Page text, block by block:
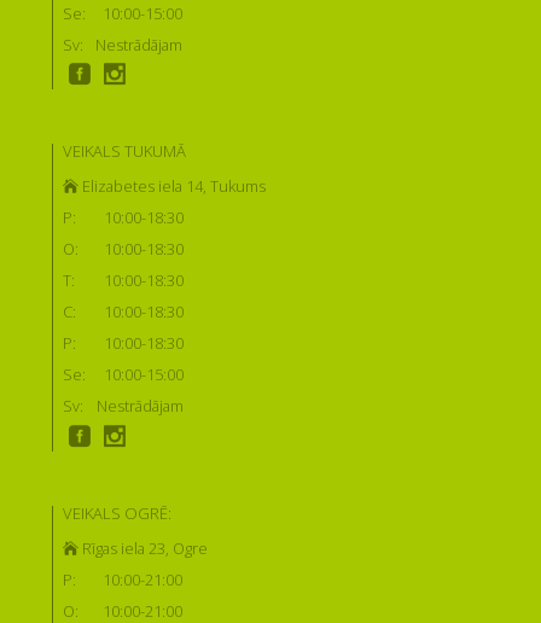
Se:
10:00-15:00
Sv:
Nestrādājam
VEIKALS TUKUMĀ
Elizabetes iela 14, Tukums
P:
10:00-18:30
O:
10:00-18:30
T:
10:00-18:30
C:
10:00-18:30
P:
10:00-18:30
Se:
10:00-15:00
Sv:
Nestrādājam
VEIKALS OGRĒ:
Rīgas iela 23, Ogre
P:
10:00-21:00
O:
10:00-21:00